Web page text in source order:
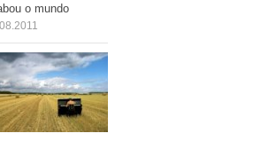
o mundo